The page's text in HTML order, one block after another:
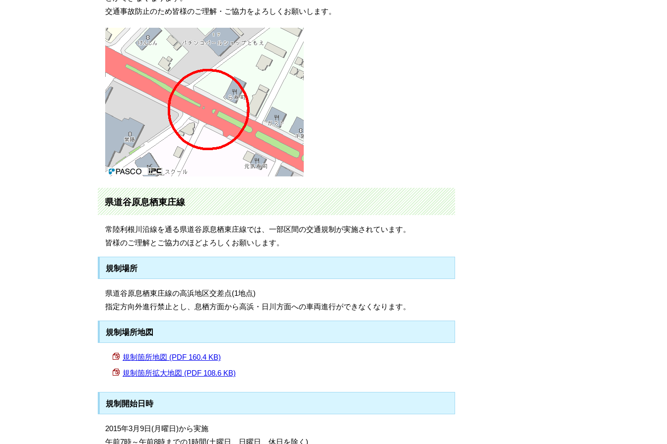
交通事故防止のため皆様のご理解・ご協力をよろしくお願いします。
県道谷原息栖東庄線
常陸利根川沿線を通る県道谷原息栖東庄線では、一部区間の交通規制が実施されています。
皆様のご理解とご協力のほどよろしくお願いします。
規制場所
県道谷原息栖東庄線の高浜地区交差点(1地点)
指定方向外進行禁止とし、息栖方面から高浜・日川方面への車両進行ができなくなります。
規制場所地図
規制箇所地図 (PDF 160.4 KB)
規制箇所拡大地図 (PDF 108.6 KB)
規制開始日時
2015年3月9日(月曜日)から実施
午前7時～午前8時までの1時間(土曜日、日曜日、休日を除く)